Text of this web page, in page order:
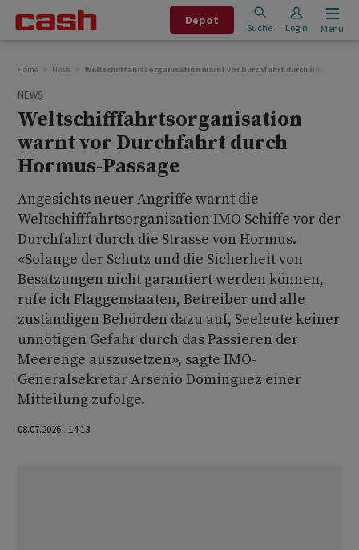
Depot
Suche Login Menu
Home News Weltschifffahrtsorganisation warnt vor Durchfahrt durch Hormus-
NEWS
Weltschifffahrtsorganisation
warnt vor Durchfahrt durch
Hormus-Passage
Angesichts neuer Angriffe warnt die
Weltschifffahrtsorganisation IMO Schiffe vor der
Durchfahrt durch die Strasse von Hormus.
«Solange der Schutz und die Sicherheit von
Besatzungen nicht garantiert werden können,
rufe ich Flaggenstaaten, Betreiber und alle
zuständigen Behörden dazu auf, Seeleute keiner
unnötigen Gefahr durch das Passieren der
Meerenge auszusetzen», sagte IMO-
Generalsekretär Arsenio Dominguez einer
Mitteilung zufolge.
08.07.2026 14:13